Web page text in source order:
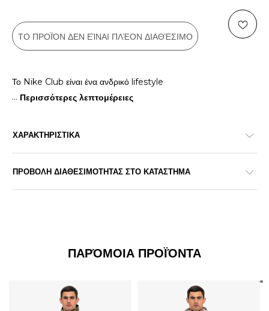
ΤΟ ΠΡΟΪΌΝ ΔΕΝ ΕΊΝΑΙ ΠΛΈΟΝ ΔΙΑΘΈΣΙΜΟ
Το Nike Club είναι ένα ανδρικό lifestyle
... Περισσότερες λεπτομέρειες
ΧΑΡΑΚΤΗΡΙΣΤΙΚΑ
ΠΡΟΒΟΛΗ ΔΙΑΘΕΣΙΜΟΤΗΤΑΣ ΣΤΟ ΚΑΤΑΣΤΗΜΑ
ΠΑΡΌΜΟΙΑ ΠΡΟΪΌΝΤΑ